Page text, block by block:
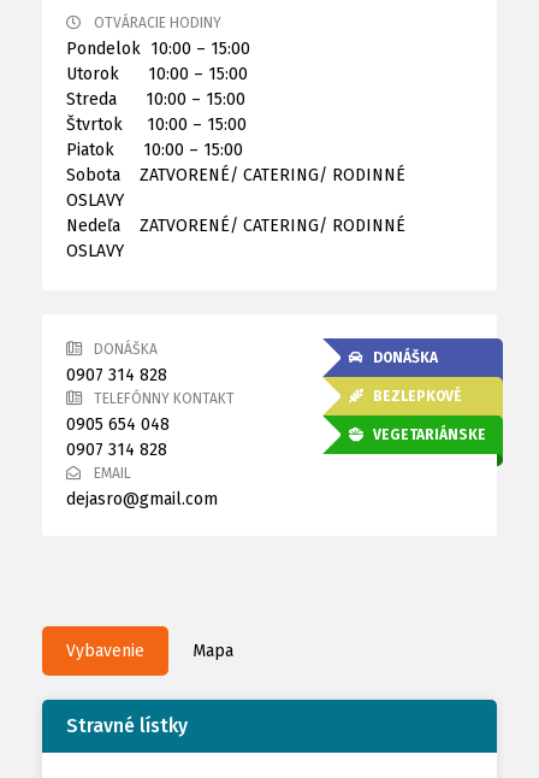
OTVÁRACIE HODINY
Pondelok 10:00 – 15:00
Utorok 10:00 – 15:00
Streda 10:00 – 15:00
Štvrtok 10:00 – 15:00
Piatok 10:00 – 15:00
Sobota ZATVORENÉ/ CATERING/ RODINNÉ
OSLAVY
Nedeľa ZATVORENÉ/ CATERING/ RODINNÉ
OSLAVY
DONÁŠKA
BEZLEPKOVÉ
VEGETARIÁNSKE
DONÁŠKA
0907 314 828
TELEFÓNNY KONTAKT
0905 654 048
,
0907 314 828
EMAIL
dejasro@gmail.com
Vybavenie Mapa
Stravné lístky